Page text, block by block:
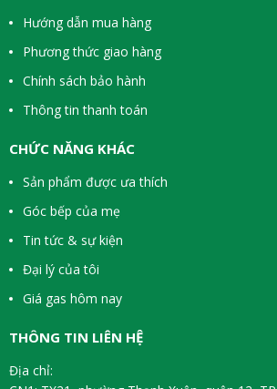
Hướng dẫn mua hàng
Phương thức giao hàng
Chính sách bảo hành
Thông tin thanh toán
CHỨC NĂNG KHÁC
Sản phẩm được ưa thích
Góc bếp của mẹ
Tin tức & sự kiện
Đại lý của tôi
Giá gas hôm nay
THÔNG TIN LIÊN HỆ
Địa chỉ: